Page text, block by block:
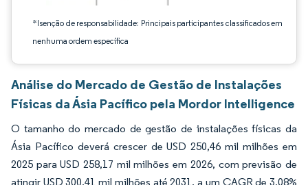
*Isenção de responsabilidade: Principais participantes classificados em
nenhuma ordem específica
Análise do Mercado de Gestão de Instalações
Físicas da Ásia Pacífico pela Mordor Intelligence
O tamanho do mercado de gestão de instalações físicas da
Ásia Pacífico deverá crescer de USD 250,46 mil milhões em
2025 para USD 258,17 mil milhões em 2026, com previsão de
atingir USD 300,41 mil milhões até 2031, a um CAGR de 3,08%